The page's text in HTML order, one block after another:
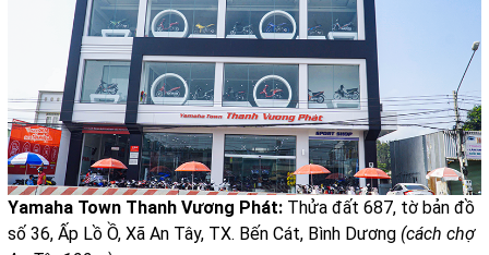
Yamaha Town Thanh Vương Phát: Thửa đất 687, tờ bản đồ
số 36, Ấp Lồ Ồ, Xã An Tây, TX. Bến Cát, Bình Dương (cách chợ